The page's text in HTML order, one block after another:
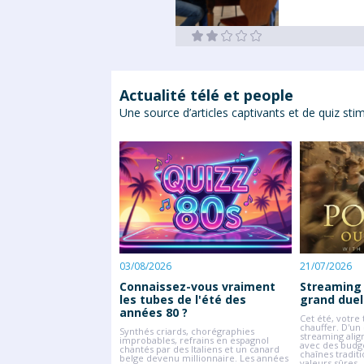
Actualité télé et people
Une source d’articles captivants et de quiz
03/08/2026
Connaissez-vous vraiment
les tubes de l'été des
années 80 ?
Synthés criards, chorégraphies
improbables, refrains en espagnol
chantés par des Italiens et un canard
belge devenu millionnaire. Les années
21/07/2026
grand
Cet été, votre
chauffer.
streaming
avec des
chaînes